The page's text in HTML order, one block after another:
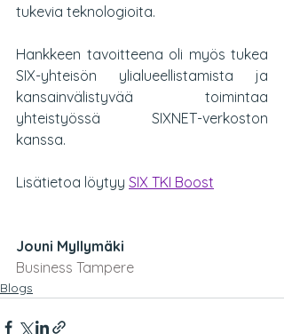
tukevia teknologioita.
Hankkeen tavoitteena oli myös tukea
SIX-yhteisön ylialueellistamista ja
kansainvälistyvää toimintaa
yhteistyössä SIXNET-verkoston
kanssa.
Lisätietoa löytyy SIX TKI Boost
Jouni Myllymäki
Business Tampere
Blogs